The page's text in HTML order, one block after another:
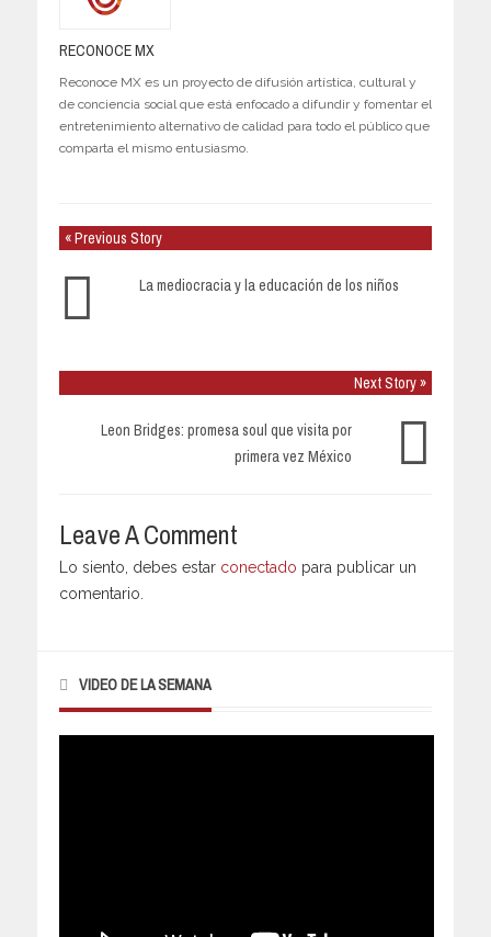
RECONOCE MX
Reconoce MX es un proyecto de difusión artística, cultural y
de conciencia social que está enfocado a difundir y fomentar el
entretenimiento alternativo de calidad para todo el público que
comparta el mismo entusiasmo.
« Previous Story
La mediocracia y la educación de los niños
Next Story »
Leon Bridges: promesa soul que visita por
primera vez México
Leave A Comment
Lo siento, debes estar conectado para publicar un
comentario.
VIDEO DE LA SEMANA